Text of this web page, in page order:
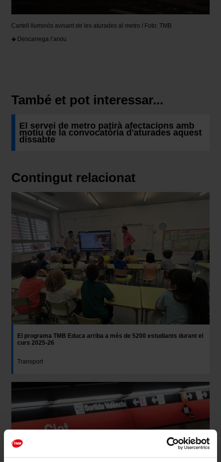
Cartell lluminós avisant de les aturades al metro / Foto: TMB
Descarrega l’arxiu
També et pot interessar...
El servei de metro patirà afectacions amb
motiu de la convocatòria d'aturades aquest
dissabte
Contingut relacionat
El programa TMB Educa arriba a més de 5200 estudiants durant el
curs 2025-26
Transport